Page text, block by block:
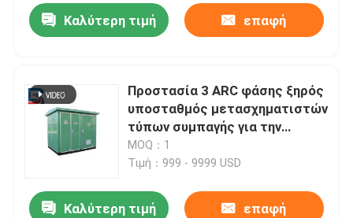
Καλύτερη τιμή επαφή
Προστασία 3 ARC φάσης ξηρός
υποσταθμός μετασχηματιστών
τύπων συμπαγής για την
αποβάθρα και την αποβάθρα
MOQ：1
Τιμή：999 - 9999 USD
Καλύτερη τιμή επαφή